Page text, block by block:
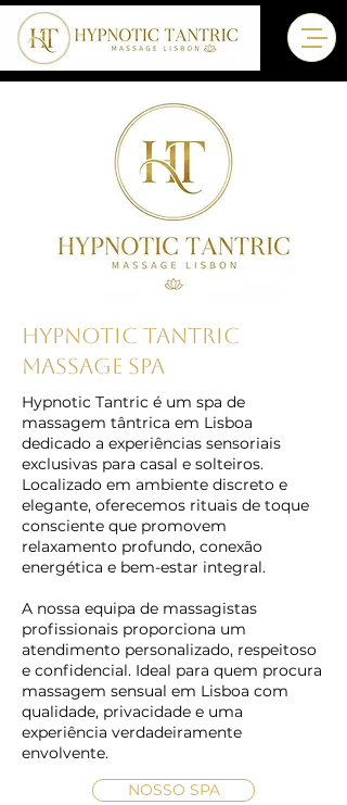
HYPNOTIC TANTRIC
MASSAGE SPA
Hypnotic Tantric é um spa de
massagem tântrica em Lisboa
dedicado a experiências sensoriais
exclusivas para casal e solteiros.
Localizado em ambiente discreto e
elegante, oferecemos rituais de toque
consciente que promovem
relaxamento profundo, conexão
energética e bem-estar integral.
A nossa equipa de massagistas
profissionais proporciona um
atendimento personalizado, respeitoso
e confidencial. Ideal para quem procura
massagem sensual em Lisboa com
qualidade, privacidade e uma
experiência verdadeiramente
envolvente.
NOSSO SPA